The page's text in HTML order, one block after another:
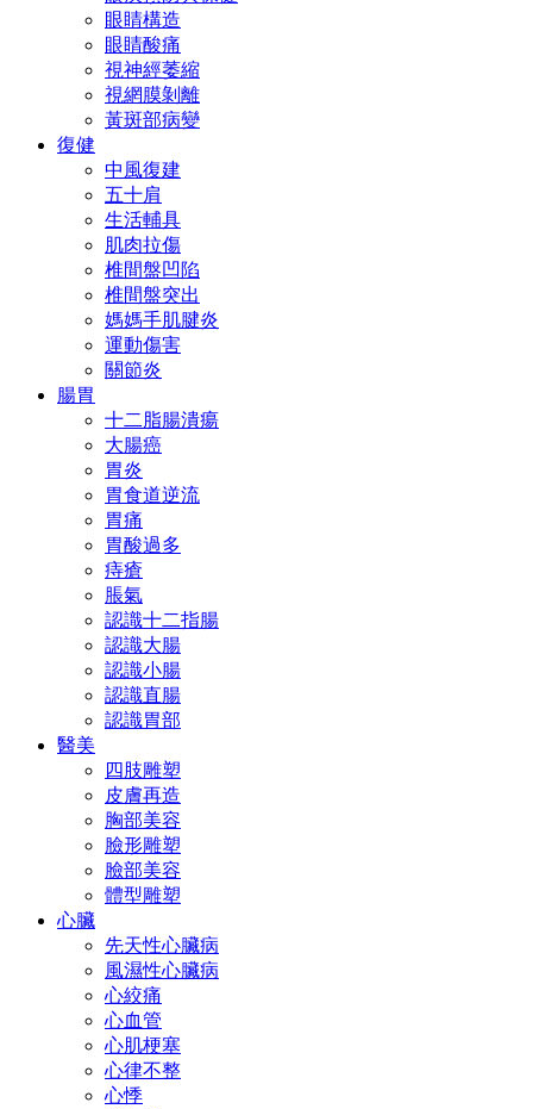
眼睛構造
眼睛酸痛
視神經萎縮
視網膜剝離
黃斑部病變
復健
中風復建
五十肩
生活輔具
肌肉拉傷
椎間盤凹陷
椎間盤突出
媽媽手肌腱炎
運動傷害
關節炎
腸胃
十二脂腸潰瘍
大腸癌
胃炎
胃食道逆流
胃痛
胃酸過多
痔瘡
脹氣
認識十二指腸
認識大腸
認識小腸
認識直腸
認識胃部
醫美
四肢雕塑
皮膚再造
胸部美容
臉形雕塑
臉部美容
體型雕塑
心臟
先天性心臟病
風濕性心臟病
心絞痛
心血管
心肌梗塞
心律不整
心悸